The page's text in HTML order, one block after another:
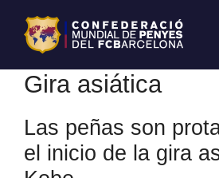
Gira asiática
Las peñas son
el inicio de la gira